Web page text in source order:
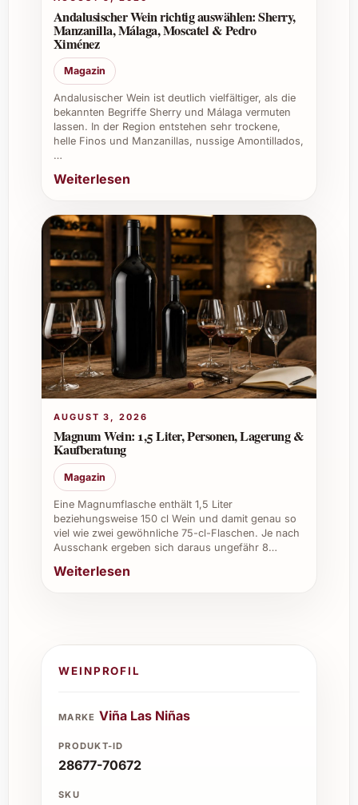
Andalusischer Wein richtig auswählen: Sherry,
Manzanilla, Málaga, Moscatel & Pedro
Ximénez
Magazin
Andalusischer Wein ist deutlich vielfältiger, als die
bekannten Begriffe Sherry und Málaga vermuten
lassen. In der Region entstehen sehr trockene,
helle Finos und Manzanillas, nussige Amontillados,
…
Weiterlesen
AUGUST 3, 2026
Magnum Wein: 1,5 Liter, Personen, Lagerung &
Kaufberatung
Magazin
Eine Magnumflasche enthält 1,5 Liter
beziehungsweise 150 cl Wein und damit genau so
viel wie zwei gewöhnliche 75-cl-Flaschen. Je nach
Ausschank ergeben sich daraus ungefähr 8…
Weiterlesen
WEINPROFIL
MARKE Viña Las Niñas
PRODUKT-ID
28677-70672
SKU